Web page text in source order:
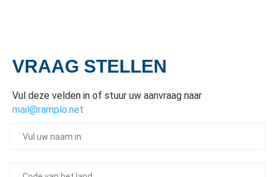
VRAAG STELLEN
Vul deze velden in of stuur uw aanvraag naar
mail@ramplo.net